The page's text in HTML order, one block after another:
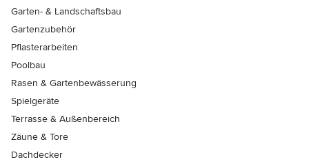
Garten- & Landschaftsbau
Gartenzubehör
Pflasterarbeiten
Poolbau
Rasen & Gartenbewässerung
Spielgeräte
Terrasse & Außenbereich
Zäune & Tore
Dachdecker